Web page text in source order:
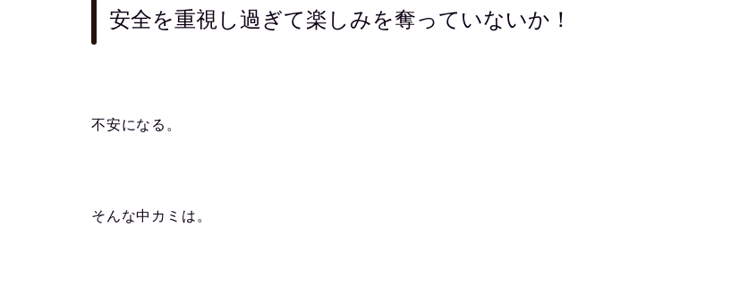
安全を重視し過ぎて楽しみを奪っていないか！
不安になる。
そんな中カミは。